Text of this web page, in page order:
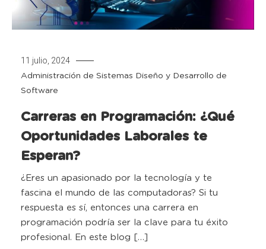
11 julio, 2024
Administración de Sistemas Diseño y Desarrollo de
Software
Carreras en Programación: ¿Qué
Oportunidades Laborales te
Esperan?
¿Eres un apasionado por la tecnología y te
fascina el mundo de las computadoras? Si tu
respuesta es sí, entonces una carrera en
programación podría ser la clave para tu éxito
profesional. En este blog […]